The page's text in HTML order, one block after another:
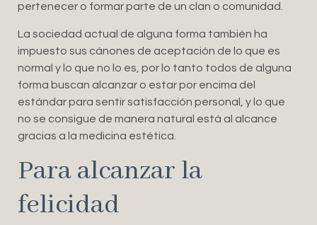
pertenecer o formar parte de un clan o comunidad.
La sociedad actual de alguna forma también ha
impuesto sus cánones de aceptación de lo que es
normal y lo que no lo es, por lo tanto todos de alguna
forma buscan alcanzar o estar por encima del
estándar para sentir satisfacción personal, y lo que
no se consigue de manera natural está al alcance
gracias a la medicina estética.
Para alcanzar la
felicidad